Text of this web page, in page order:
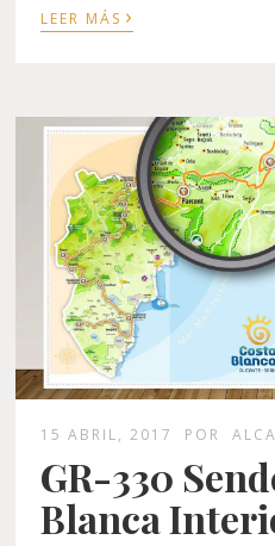
LEER MÁS ›
15 ABRIL, 2017 POR
GR-330
Blanca